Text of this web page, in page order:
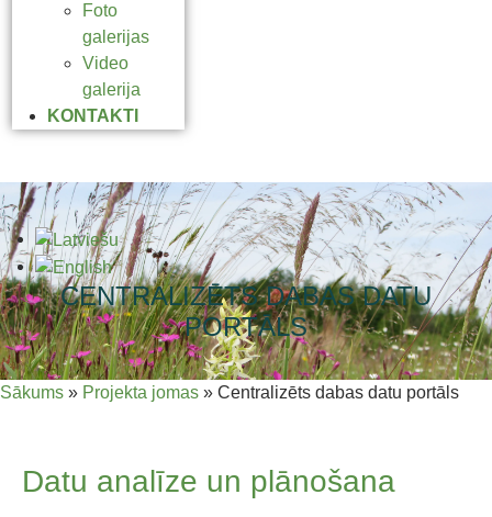
Foto
galerijas
Video
galerija
KONTAKTI
CENTRALIZĒTS DABAS DATU
PORTĀLS
Sākums » Projekta jomas » Centralizēts dabas datu portāls
Datu analīze un plānošana